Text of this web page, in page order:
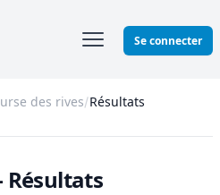
Se connecter
des rives Résultats
Résultats